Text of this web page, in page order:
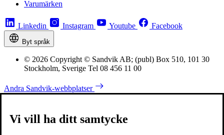
Varumärken
Linkedin Instagram Youtube Facebook
Byt språk
© 2026 Copyright © Sandvik AB; (publ) Box 510, 101 30
Stockholm, Sverige Tel 08 456 11 00
Andra Sandvik-webbplatser
Vi vill ha ditt samtycke